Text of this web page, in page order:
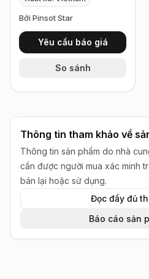
Bởi Pinsot Star
Yêu cầu báo giá
So sánh
Thông tin tham khảo về
Thông tin sản phẩm do nhà
cần được người mua xác minh
bán lại hoặc sử dụng.
Đọc đầy đủ
Báo cáo sản